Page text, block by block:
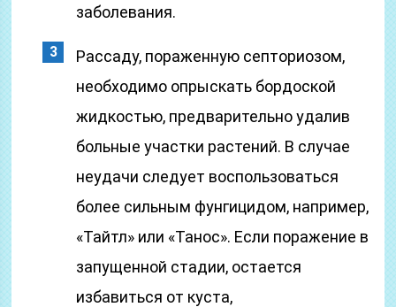
заболевания.
Рассаду, пораженную септориозом,
необходимо опрыскать бордоской
жидкостью, предварительно удалив
больные участки растений. В случае
неудачи следует воспользоваться
более сильным фунгицидом, например,
«Тайтл» или «Танос». Если поражение в
запущенной стадии, остается
избавиться от куста,